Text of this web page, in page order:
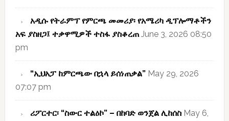
አዲሱ የትራምፕ የምርጫ መመሪያ፡ የአሜሪካ ዲፕሎማቶችን
አፍ ያስዘጋ፤ ተቃዋሚዎች ተስፋ ያስቆረጠ June 3, 2026 08:50
pm
“ኢህአፓ ከምርጫው በኋላ ይሰነጠቃል” May 29, 2026
07:07 pm
ሪፖርተር፡ “ስውር ተልዕኮ” – በከባድ ወንጀል ሊከሰስ May 6,